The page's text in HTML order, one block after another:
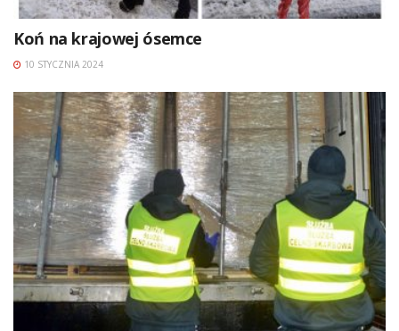
Koń na krajowej ósemce
10 STYCZNIA 2024